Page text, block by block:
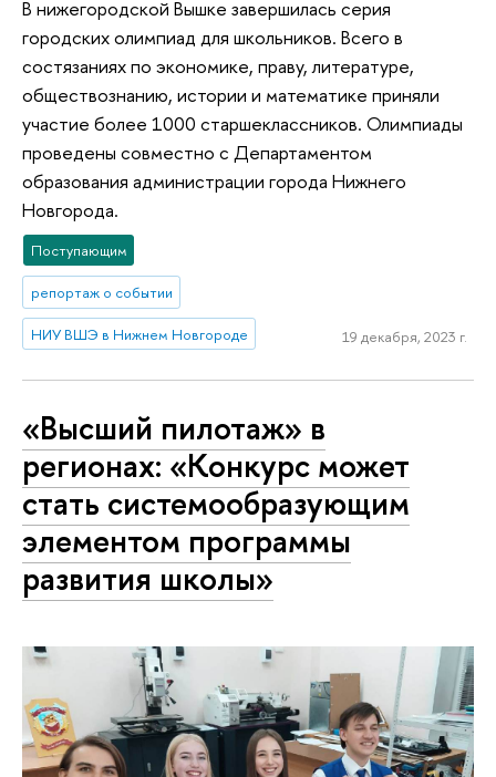
В нижегородской Вышке завершилась серия
городских олимпиад для школьников. Всего в
состязаниях по экономике, праву, литературе,
обществознанию, истории и математике приняли
участие более 1000 старшеклассников. Олимпиады
проведены совместно с Департаментом
образования администрации города Нижнего
Новгорода.
Поступающим
репортаж о событии
НИУ ВШЭ в Нижнем Новгороде 19 декабря, 2023 г.
«Высший пилотаж» в
регионах: «Конкурс может
стать системообразующим
элементом программы
развития школы»